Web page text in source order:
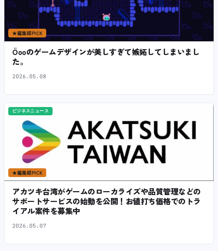
★編集部PICK
Öooのゲームデザインが美しすぎて嫉妬してしまいまし
た。
2026.05.08
ビジネスニュース
★編集部PICK
アカツキ台湾がゲームのローカライズや品質管理などの
サポートサービスの始動を公開！お値打ち価格でのトラ
イアル案件を募集中
2026.05.07